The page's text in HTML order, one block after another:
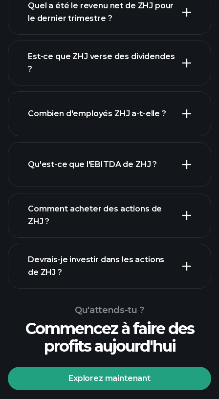
les bénéfices de ZHJ
rapports financiers
Quel a été le revenu net de ZHJ pour
le dernier trimestre ?
Est-ce que ZHJ verse des dividendes
?
actions à fort
Combien d'employés ZHJ a-t-elle ?
plus grands
Qu'est-ce que l'EBITDA de ZHJ ?
rapports financiers
Comment acheter des actions de
ZHJ ?
Tournois Playtrade
Devrais-je investir dans les actions
de ZHJ ?
Qu'attends-tu ?
Commencez à faire des
profits aujourd'hui
Explorez maintenant